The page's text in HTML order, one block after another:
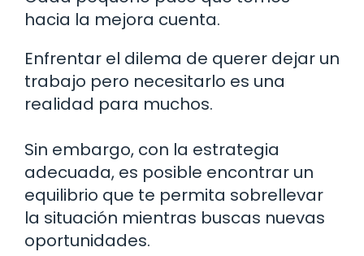
hacia la mejora cuenta.
Enfrentar el dilema de querer dejar un
trabajo pero necesitarlo es una
realidad para muchos.
Sin embargo, con la estrategia
adecuada, es posible encontrar un
equilibrio que te permita sobrellevar
la situación mientras buscas nuevas
oportunidades.